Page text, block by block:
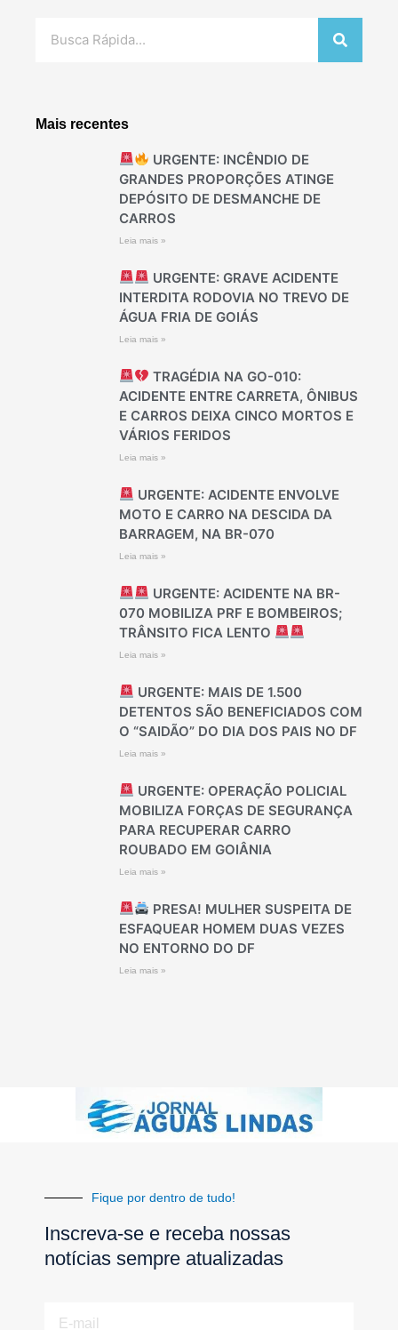
Mais recentes
URGENTE: INCÊNDIO DE
GRANDES PROPORÇÕES ATINGE
DEPÓSITO DE DESMANCHE DE
CARROS
Leia mais »
URGENTE: GRAVE ACIDENTE
INTERDITA RODOVIA NO TREVO DE
ÁGUA FRIA DE GOIÁS
Leia mais »
TRAGÉDIA NA GO-010:
ACIDENTE ENTRE CARRETA, ÔNIBUS
E CARROS DEIXA CINCO MORTOS E
VÁRIOS FERIDOS
Leia mais »
URGENTE: ACIDENTE ENVOLVE
MOTO E CARRO NA DESCIDA DA
BARRAGEM, NA BR-070
Leia mais »
URGENTE: ACIDENTE NA BR-
070 MOBILIZA PRF E BOMBEIROS;
TRÂNSITO FICA LENTO
Leia mais »
URGENTE: MAIS DE 1.500
DETENTOS SÃO BENEFICIADOS COM
O “SAIDÃO” DO DIA DOS PAIS NO DF
Leia mais »
URGENTE: OPERAÇÃO POLICIAL
MOBILIZA FORÇAS DE SEGURANÇA
PARA RECUPERAR CARRO
ROUBADO EM GOIÂNIA
Leia mais »
PRESA! MULHER SUSPEITA DE
ESFAQUEAR HOMEM DUAS VEZES
NO ENTORNO DO DF
Leia mais »
Fique por dentro de tudo!
Inscreva-se e receba nossas
notícias sempre atualizadas